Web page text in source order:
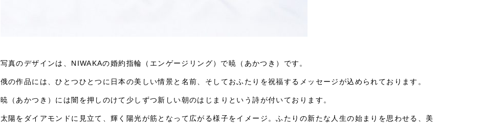
写真のデザインは、NIWAKAの婚約指輪（エンゲージリング）で暁（あかつき）です。
俄の作品には、ひとつひとつに日本の美しい情景と名前、そしておふたりを祝福するメッセージが込められております。
暁（あかつき）には闇を押しのけて少しずつ新しい朝のはじまりという詩が付いております。
太陽をダイアモンドに見立て、輝く陽光が筋となって広がる様子をイメージ。ふたりの新たな人生の始まりを思わせる、美